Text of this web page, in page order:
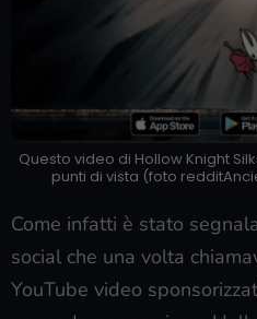
Questo video di Hollow Knight
punti di vista (foto
Come infatti è stato
social che una volta
YouTube video